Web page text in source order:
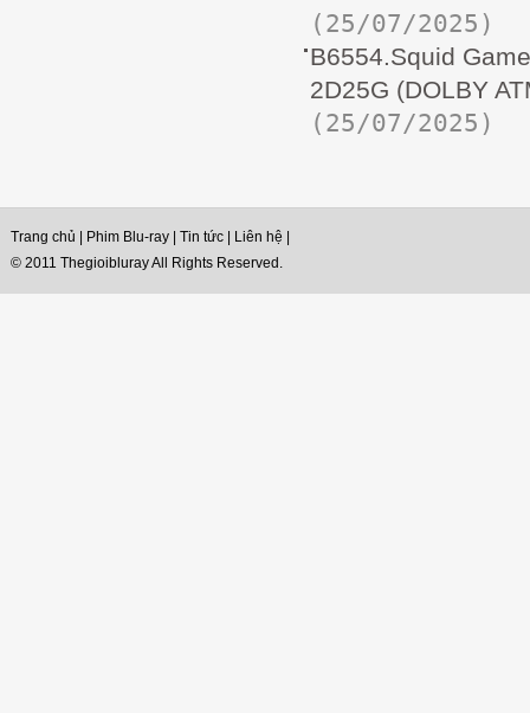
(25/07/2025)
B6554.Squid
2D25G (DOLBY
(25/07/2025)
Trang chủ Phim Blu-ray Tin tức Liên hệ
© 2011 Thegioibluray All Rights Reserved.